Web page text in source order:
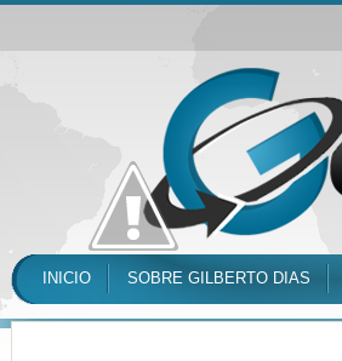
INICIO SOBRE GILBERTO DIAS